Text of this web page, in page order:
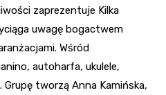
zaprezentuje Kilka
uwagę bogactwem
Wśród
autoharfa, ukulele,
tworzą Anna Kamińska,